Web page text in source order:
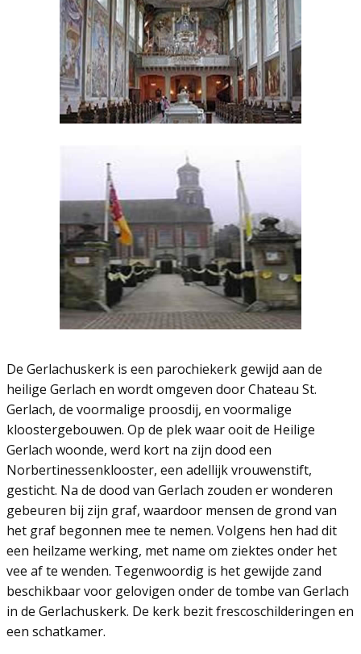
De Gerlachuskerk is een parochiekerk gewijd aan de
heilige Gerlach en wordt omgeven door Chateau St.
Gerlach, de voormalige proosdij, en voormalige
kloostergebouwen. Op de plek waar ooit de Heilige
Gerlach woonde, werd kort na zijn dood een
Norbertinessenklooster, een adellijk vrouwenstift,
gesticht. Na de dood van Gerlach zouden er wonderen
gebeuren bij zijn graf, waardoor mensen de grond van
het graf begonnen mee te nemen. Volgens hen had dit
een heilzame werking, met name om ziektes onder het
vee af te wenden. Tegenwoordig is het gewijde zand
beschikbaar voor gelovigen onder de tombe van Gerlach
in de Gerlachuskerk. De kerk bezit frescoschilderingen en
een schatkamer.